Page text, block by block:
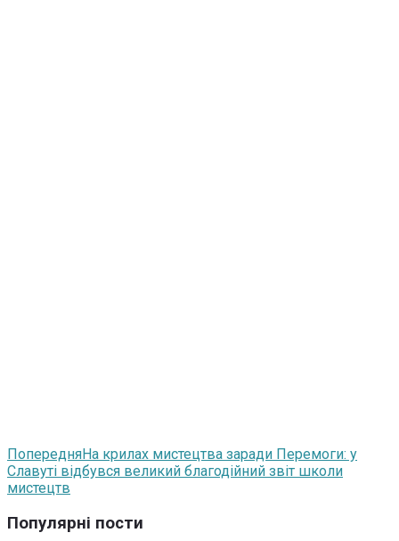
ПопередняНа крилах мистецтва заради Перемоги: у
Славуті відбувся великий благодійний звіт школи
мистецтв
Популярні пости